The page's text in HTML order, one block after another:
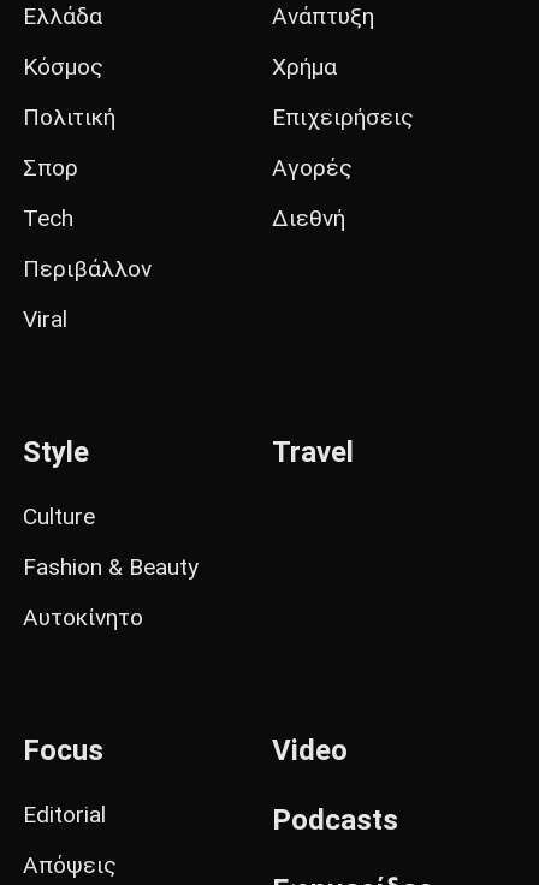
Ελλάδα
Κόσμος
Πολιτική
Σπορ
Tech
Περιβάλλον
Viral
Ανάπτυξη
Χρήμα
Επιχειρήσεις
Αγορές
Διεθνή
Style
Culture
Fashion & Beauty
Αυτοκίνητο
Travel
Focus
Editorial
Απόψεις
Video
Podcasts